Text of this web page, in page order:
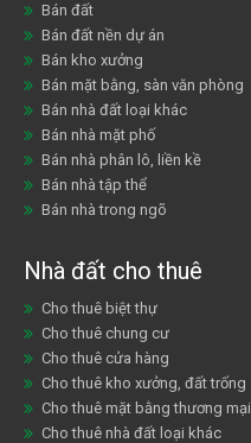
Bán đất
Bán đất nền dự án
Bán kho xưởng
Bán mặt bằng, sàn văn phòng
Bán nhà đất loại khác
Bán nhà mặt phố
Bán nhà phân lô, liền kề
Bán nhà tập thể
Bán nhà trong ngõ
Nhà đất cho thuê
Cho thuê biệt thự
Cho thuê chung cư
Cho thuê cửa hàng
Cho thuê kho xưởng, đất trống
Cho thuê mặt bằng thương mại
Cho thuê nhà đất loại khác